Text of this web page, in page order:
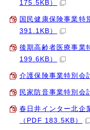
175.5KB）
国民健康保険事業特
391.1KB）
後期高齢者医療事業
199.6KB）
介護保険事業特別会
民家防音事業特別会
春日井インター北企
（PDF 183.5KB）